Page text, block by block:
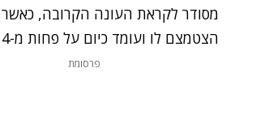
הצטמצם לו ועומד כיום על פחות מ-4 מיליון כדי להקל על הקבוצות בתקופת השפל הכלכלית.
פרסומת